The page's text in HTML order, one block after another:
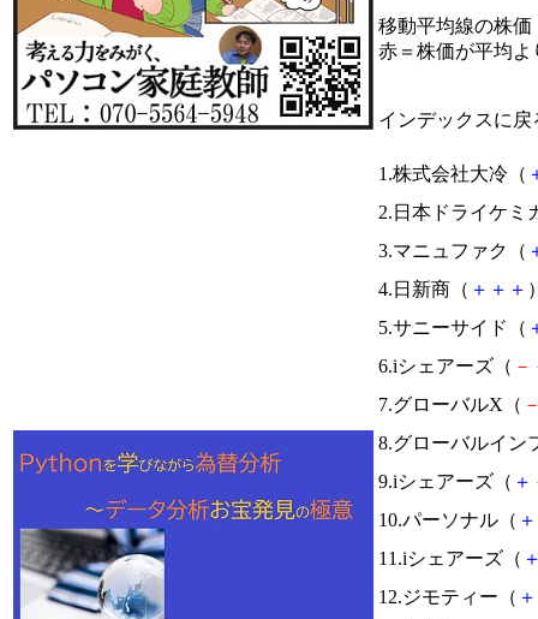
移動平均線の株価
赤＝株価が平均
インデックスに戻
1.株式会社大冷（
2.日本ドライケミ
3.マニュファク（
4.日新商（ ＋ ＋ ＋
5.サニーサイド（
6.iシェアーズ（ －
7.グローバルX（
8.グローバルイン
9.iシェアーズ（ ＋
10.パーソナル（ ＋
11.iシェアーズ（
12.ジモティー（ ＋